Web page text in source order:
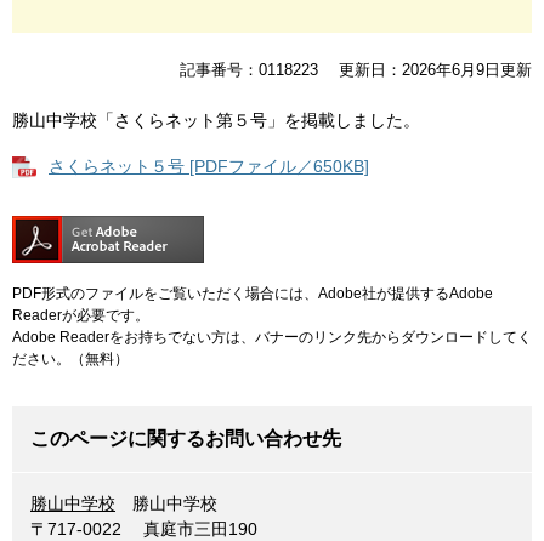
記事番号：0118223 更新日：2026年6月9日更新
勝山中学校「さくらネット第５号」を掲載しました。
さくらネット５号 [PDFファイル／650KB]
PDF形式のファイルをご覧いただく場合には、Adobe社が提供するAdobe
Readerが必要です。
Adobe Readerをお持ちでない方は、バナーのリンク先からダウンロードしてく
ださい。（無料）
このページに関するお問い合わせ先
勝山中学校
勝山中学校
〒717-0022
真庭市三田190